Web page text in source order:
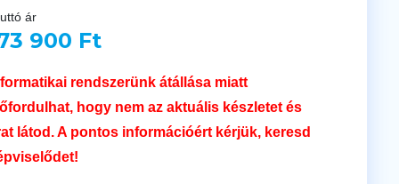
ár
900 Ft
rendszerünk átállása miatt
hogy nem az aktuális készletet és
látod. A pontos információért kérjük, keresd